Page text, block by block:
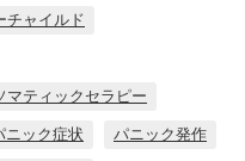
チャイルド
マティックセラピー
ニック症状 パニック発作